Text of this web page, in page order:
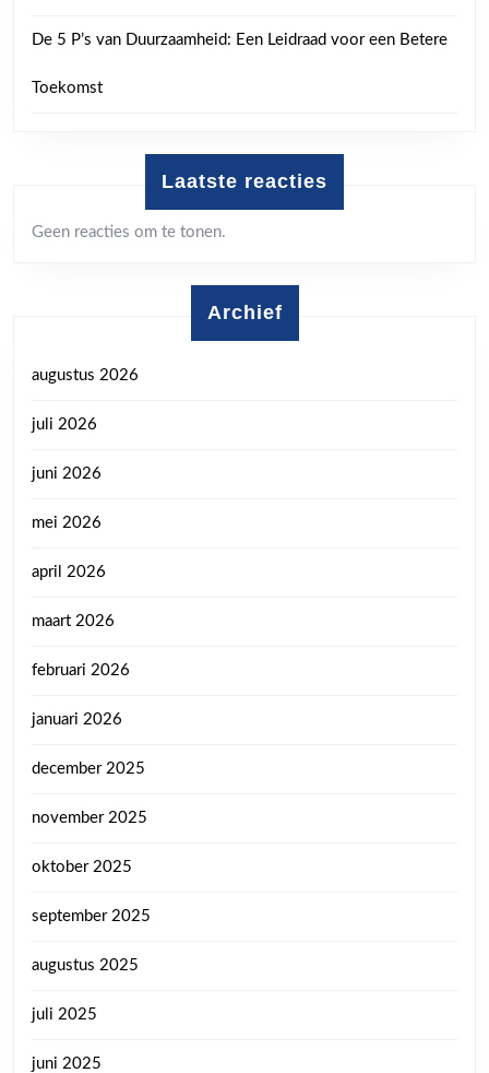
De 5 P’s van Duurzaamheid: Een Leidraad voor een Betere
Toekomst
Laatste reacties
Geen reacties om te tonen.
Archief
augustus 2026
juli 2026
juni 2026
mei 2026
april 2026
maart 2026
februari 2026
januari 2026
december 2025
november 2025
oktober 2025
september 2025
augustus 2025
juli 2025
juni 2025